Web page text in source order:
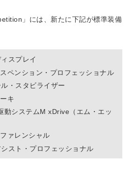
」には、新たに下記が標準装備
スプレイ
ペンション・プロフェッショナル
・スタビライザー
キ
動システムM xDrive（エム・エッ
ァレンシャル
スト・プロフェッショナル